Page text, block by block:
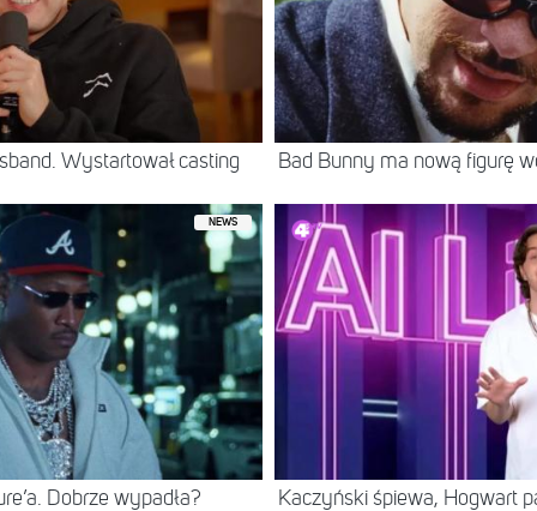
Wystartował casting Bad Bunny ma nową figurę
NEWS
Dobrze wypadła?
Kaczyński śpiewa, Hogwart